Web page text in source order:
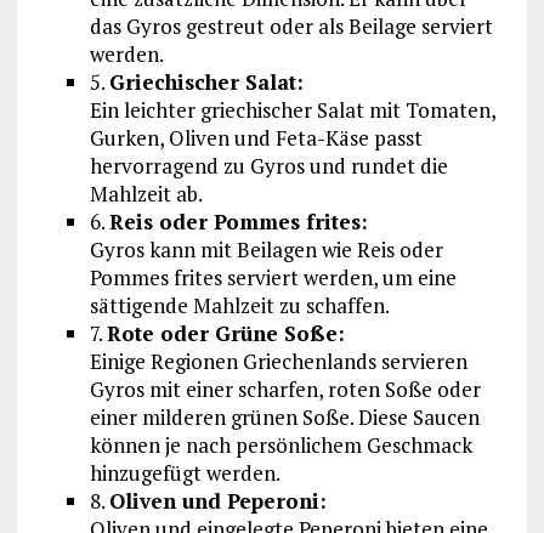
das Gyros gestreut oder als Beilage serviert
werden.
5. Griechischer Salat:
Ein leichter griechischer Salat mit Tomaten,
Gurken, Oliven und Feta-Käse passt
hervorragend zu Gyros und rundet die
Mahlzeit ab.
6.Reis oder Pommes frites:
Gyros kann mit Beilagen wie Reis oder
Pommes frites serviert werden, um eine
sättigende Mahlzeit zu schaffen.
7.Rote oder Grüne Soße:
Einige Regionen Griechenlands servieren
Gyros mit einer scharfen, roten Soße oder
einer milderen grünen Soße. Diese Saucen
können je nach persönlichem Geschmack
hinzugefügt werden.
8. Oliven und Peperoni: